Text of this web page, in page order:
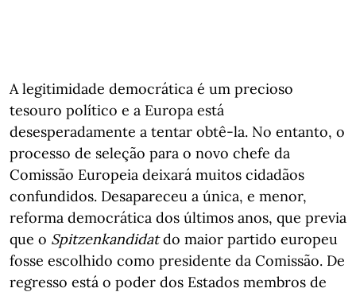
A legitimidade democrática é um precioso
tesouro político e a Europa está
desesperadamente a tentar obtê-la. No entanto, o
processo de seleção para o novo chefe da
Comissão Europeia deixará muitos cidadãos
confundidos. Desapareceu a única, e menor,
reforma democrática dos últimos anos, que previa
que o Spitzenkandidatdo maior partido europeu
fosse escolhido como presidente da Comissão. De
regresso está o poder dos Estados membros de